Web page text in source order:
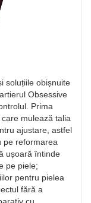
soluțiile obișnuite
Obsessive
Prima
mulează talia
ajustare, astfel
pe reformarea
ușoară întinde
pe piele;
pentru pielea
fără a